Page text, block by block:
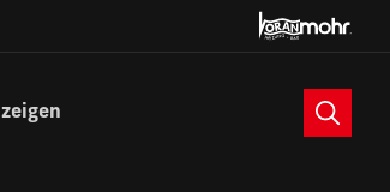
Suche